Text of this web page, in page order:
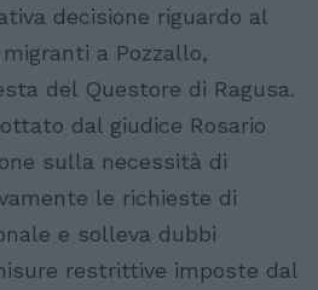
decisione riguardo al
a Pozzallo,
del Questore di Ragusa.
dal giudice Rosario
sulla necessità di
le richieste di
e solleva dubbi
restrittive imposte dal